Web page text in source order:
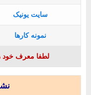
سایت یونیک
نمونه کارها
لطفا معرف خود